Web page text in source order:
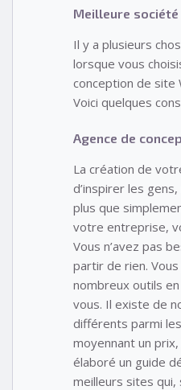
Meilleure
Il y a plusieurs
lorsque vous
conception de
Voici quelques
Agence de
La création de
d’inspirer les
plus que
votre entreprise,
Vous n’avez pas
partir de rien. Vous
nombreux outils
vous. Il existe de
différents parmi
moyennant un
élaboré un guide
meilleurs sites